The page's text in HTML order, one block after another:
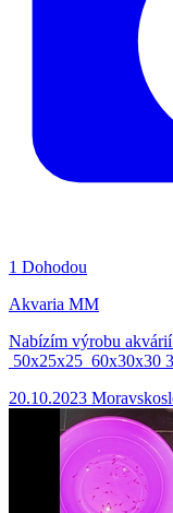
1 Dohodou
Akvaria MM
Nabízím výrobu
50x25x25 60x30x30
20.10.2023